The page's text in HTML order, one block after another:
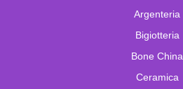
Argenteria
Bigiotteria
Bone China
Ceramica